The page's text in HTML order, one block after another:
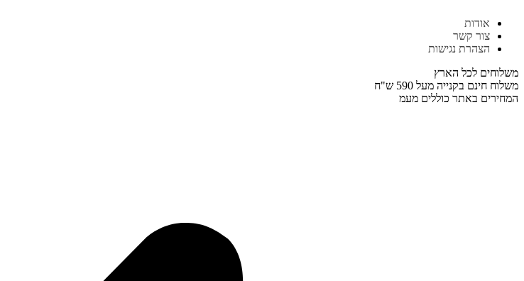
לתוכן
אודות
צור קשר
הצהרת נגישות
משלוחים לכל הארץ
משלוח חינם בקנייה מעל 590 ש"ח
המחירים באתר כוללים מעמ